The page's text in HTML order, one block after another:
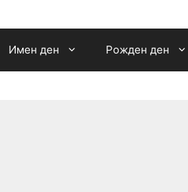
Имен ден Рожден ден